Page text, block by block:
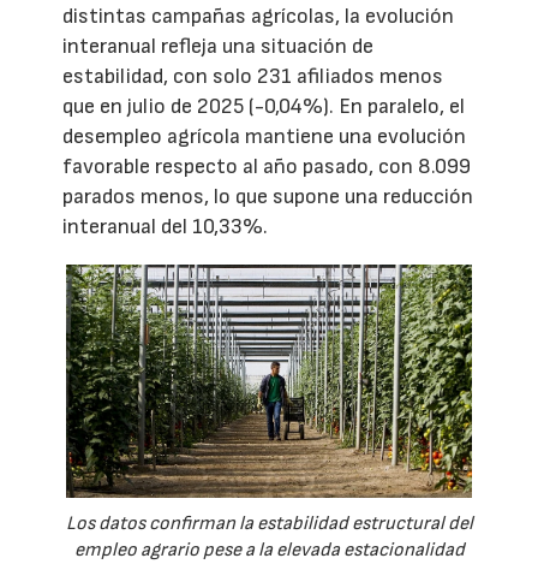
distintas campañas agrícolas, la evolución
interanual refleja una situación de
estabilidad, con solo 231 afiliados menos
que en julio de 2025 (-0,04%). En paralelo, el
desempleo agrícola mantiene una evolución
favorable respecto al año pasado, con 8.099
parados menos, lo que supone una reducción
interanual del 10,33%.
Los datos confirman la estabilidad estructural del
empleo agrario pese a la elevada estacionalidad